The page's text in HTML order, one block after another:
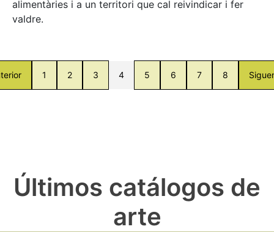
alimentàries i a un territori que cal reivindicar i fer
valdre.
1 2 3 4 5 6 7 8
Últimos catálogos de
arte